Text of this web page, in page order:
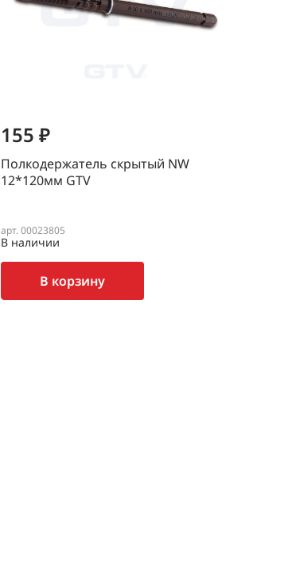
155 ₽
Полкодержатель скрытый NW
12*120мм GTV
арт. 00023805
В наличии
В корзину